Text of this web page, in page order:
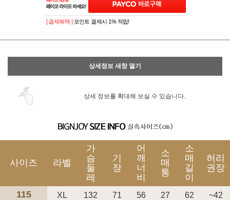
[ 결제혜택 ] 포인트 결제시 1% 적립!
상세정보 새창 열기
상세 정보를 확대해 보실 수 있습니다.
사이즈 라벨
가
슴
둘
레
기
장
어
깨
너
비
소
매
통
소
매
길
이
허리
권장
115 XL 132 71 56 27 62 ~42